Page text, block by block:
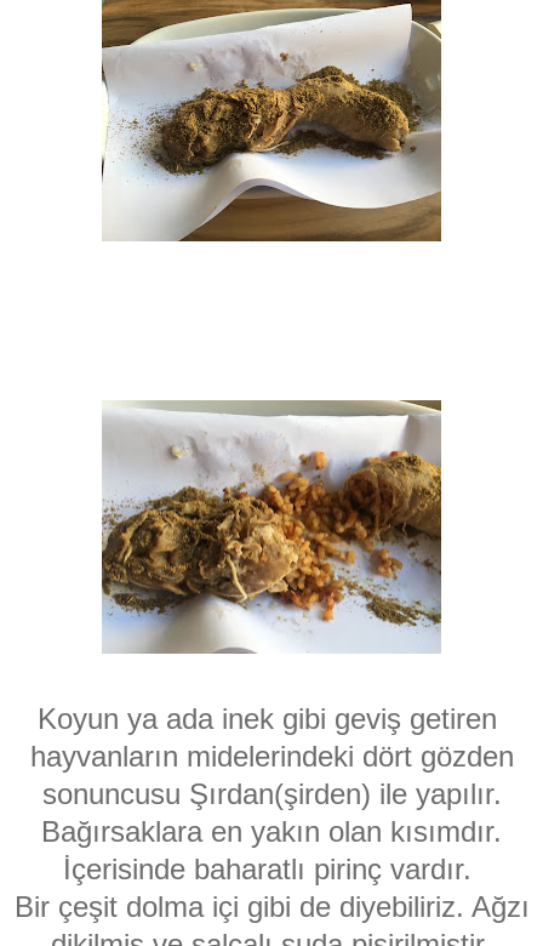
Koyun ya ada inek gibi geviş getiren
hayvanların midelerindeki dört gözden
sonuncusu Şırdan(şirden) ile yapılır.
Bağırsaklara en yakın olan kısımdır.
İçerisinde baharatlı pirinç vardır.
Bir çeşit dolma içi gibi de diyebiliriz. Ağzı